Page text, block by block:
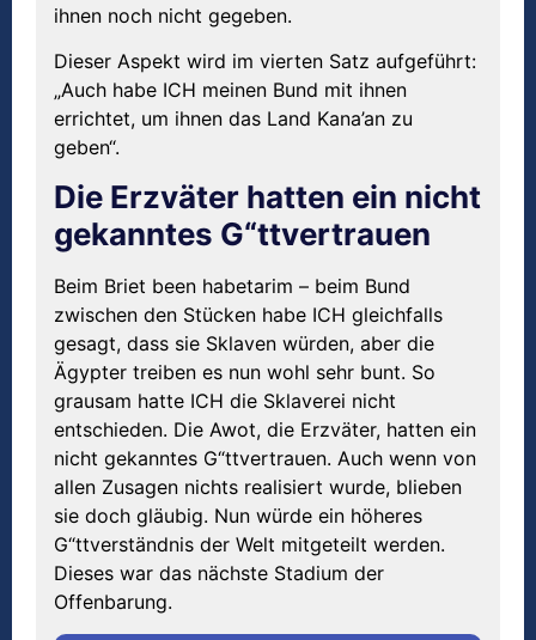
ihnen noch nicht gegeben.
Dieser Aspekt wird im vierten Satz aufgeführt:
„Auch habe ICH meinen Bund mit ihnen
errichtet, um ihnen das Land Kana’an zu
geben“.
Die Erzväter hatten ein nicht
gekanntes G“ttvertrauen
Beim Briet been habetarim – beim Bund
zwischen den Stücken habe ICH gleichfalls
gesagt, dass sie Sklaven würden, aber die
Ägypter treiben es nun wohl sehr bunt. So
grausam hatte ICH die Sklaverei nicht
entschieden. Die Awot, die Erzväter, hatten ein
nicht gekanntes G“ttvertrauen. Auch wenn von
allen Zusagen nichts realisiert wurde, blieben
sie doch gläubig. Nun würde ein höheres
G“ttverständnis der Welt mitgeteilt werden.
Dieses war das nächste Stadium der
Offenbarung.